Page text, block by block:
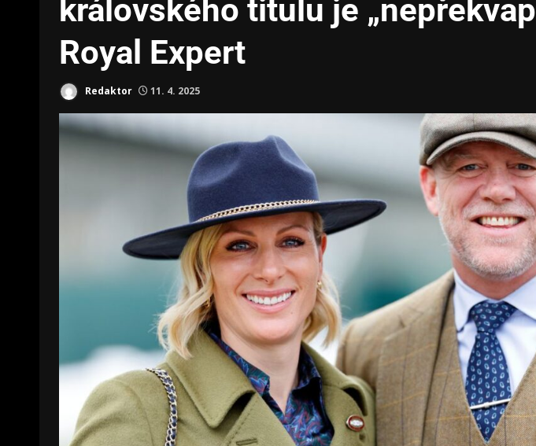
královského titulu je
Royal Expert
Redaktor 11. 4. 2025